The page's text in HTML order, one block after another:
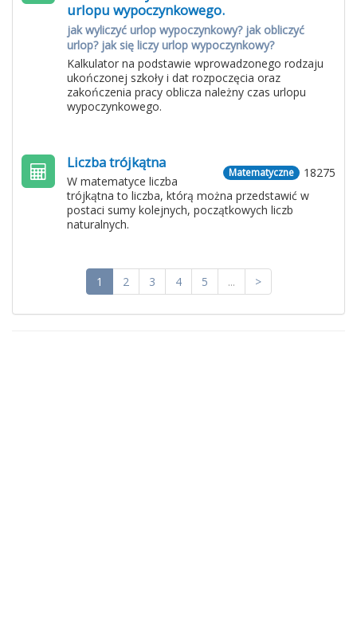
urlopu wypoczynkowego.
jak wyliczyć urlop wypoczynkowy? jak obliczyć
urlop? jak się liczy urlop wypoczynkowy?
Kalkulator na podstawie wprowadzonego rodzaju
ukończonej szkoły i dat rozpoczęcia oraz
zakończenia pracy oblicza należny czas urlopu
wypoczynkowego.
18275
Matematyczne
Liczba trójkątna
W matematyce liczba
trójkątna to liczba, którą można przedstawić w
postaci sumy kolejnych, początkowych liczb
naturalnych.
1 2 3 4 5 ... >